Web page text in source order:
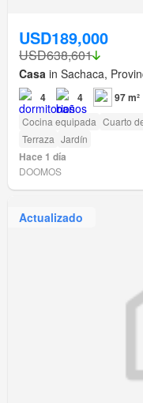
USD189,000
USD638,601
Casa in Sachaca,
4 4 97 m²
Cocina equipada Cuarto
Terraza Jardín
Hace 1 día
DOOMOS
Actualizado